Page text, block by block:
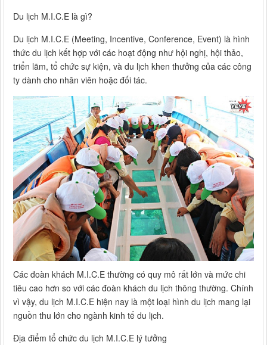
Du lịch M.I.C.E là gì?
Du lịch M.I.C.E (Meeting, Incentive, Conference, Event) là hình
thức du lịch kết hợp với các hoạt động như hội nghị, hội thảo,
triển lãm, tổ chức sự kiện, và du lịch khen thưởng của các công
ty dành cho nhân viên hoặc đối tác.
Các đoàn khách M.I.C.E thường có quy mô rất lớn và mức chi
tiêu cao hơn so với các đoàn khách du lịch thông thường. Chính
vì vậy, du lịch M.I.C.E hiện nay là một loại hình du lịch mang lại
nguồn thu lớn cho ngành kinh tế du lịch.
Địa điểm tổ chức du lịch M.I.C.E lý tưởng